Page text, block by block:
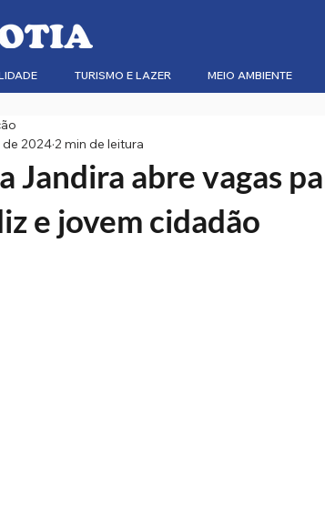
TURISMO E LAZER MEIO AMBIENTE
Jandira abre vagas
e jovem cidadão
de 20242 min de leitura